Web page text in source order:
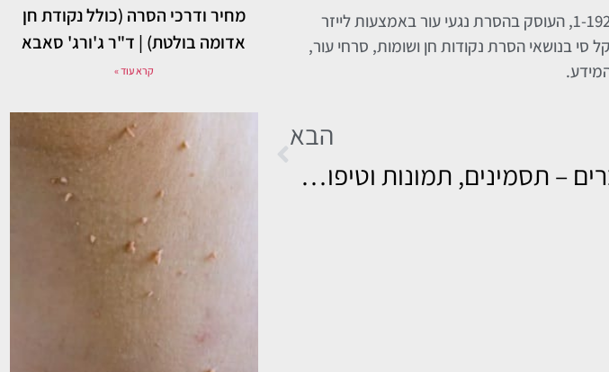
ד"ר ג'ורג' סאבא הוא רופא בעל רישיון לעסוק ברפואה בישראל, מס' רישיון 1-192942, העוסק בהסרת נגעי עור באמצעות לייזר
בנושאי הסרת נקודות חן ושומות, סרחי עור,
הבא
קונדילומה גברים – תסמינים, תמונות וטיפול בלייזר
מחיר ודרכי הסרה (כולל נקודת חן
אדומה בולטת) | ד"ר ג'ורג' סאבא
קרא עוד »